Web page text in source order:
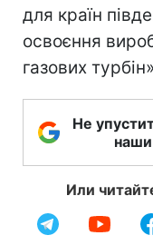
для країн
освоєння
газових
Не
Или